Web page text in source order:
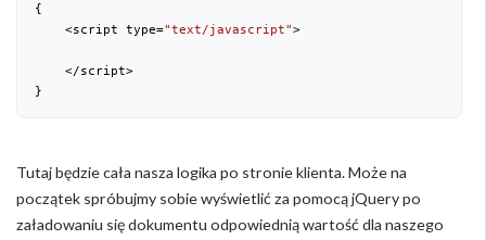
{
    <script type=
"text/javascript">
    </script>
}
Tutaj będzie cała nasza logika po stronie klienta. Może na
początek spróbujmy sobie wyświetlić za pomocą jQuery po
załadowaniu się dokumentu odpowiednią wartość dla naszego